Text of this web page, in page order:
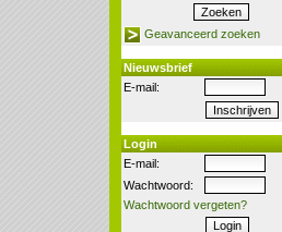
Geavanceerd zoeken
Nieuwsbrief
E-mail:
Login
E-mail:
Wachtwoord:
Wachtwoord vergeten?